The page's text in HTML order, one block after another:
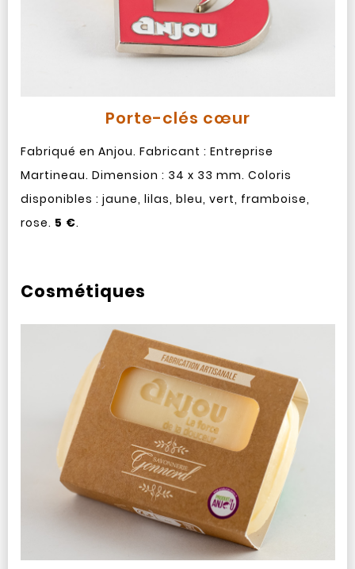
Porte-clés cœur
Fabriqué en Anjou. Fabricant : Entreprise
Martineau. Dimension : 34 x 33 mm. Coloris
disponibles : jaune, lilas, bleu, vert, framboise,
rose. 5 €.
Cosmétiques